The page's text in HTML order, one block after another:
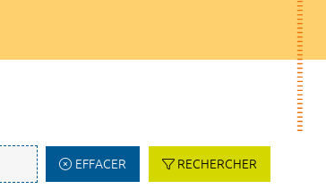
EFFACER RECHERCHER